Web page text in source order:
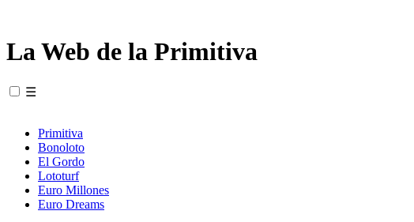
La Web de la Primitiva
☰
Primitiva
Bonoloto
El Gordo
Lototurf
Euro Millones
Euro Dreams